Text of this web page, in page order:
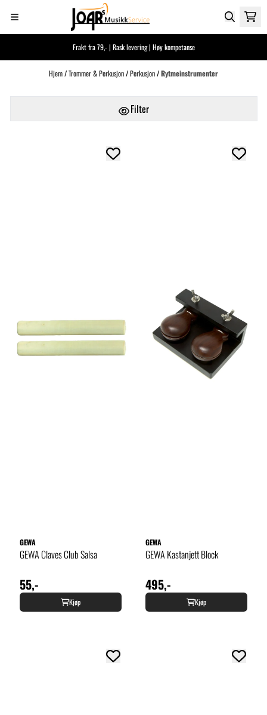
Hopp til innhold
Frakt fra 79,- | Rask levering | Høy kompetanse
Hjem/Trommer & Perkusjon/Perkusjon/Rytmeinstrumenter
Filter
GEWA
GEWA Claves Club Salsa
55,-
Kjøp
GEWA
GEWA Kastanjett Block
495,-
Kjøp